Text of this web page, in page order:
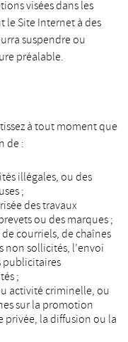
visées dans les
le Site Internet à des
suspendre ou
préalable.
à tout moment que
de :
illégales, ou des
;
des travaux
ou des marques ;
courriels, de chaînes
non sollicités, l’envoi
publicitaires
;
activité criminelle, ou
sur la promotion
privée, la diffusion ou la